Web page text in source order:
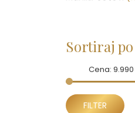
Nega lica (88)
Nega tela (93)
Neseseri
Novčanici (50)
Sortiraj
FILTER
Cena: 9.990